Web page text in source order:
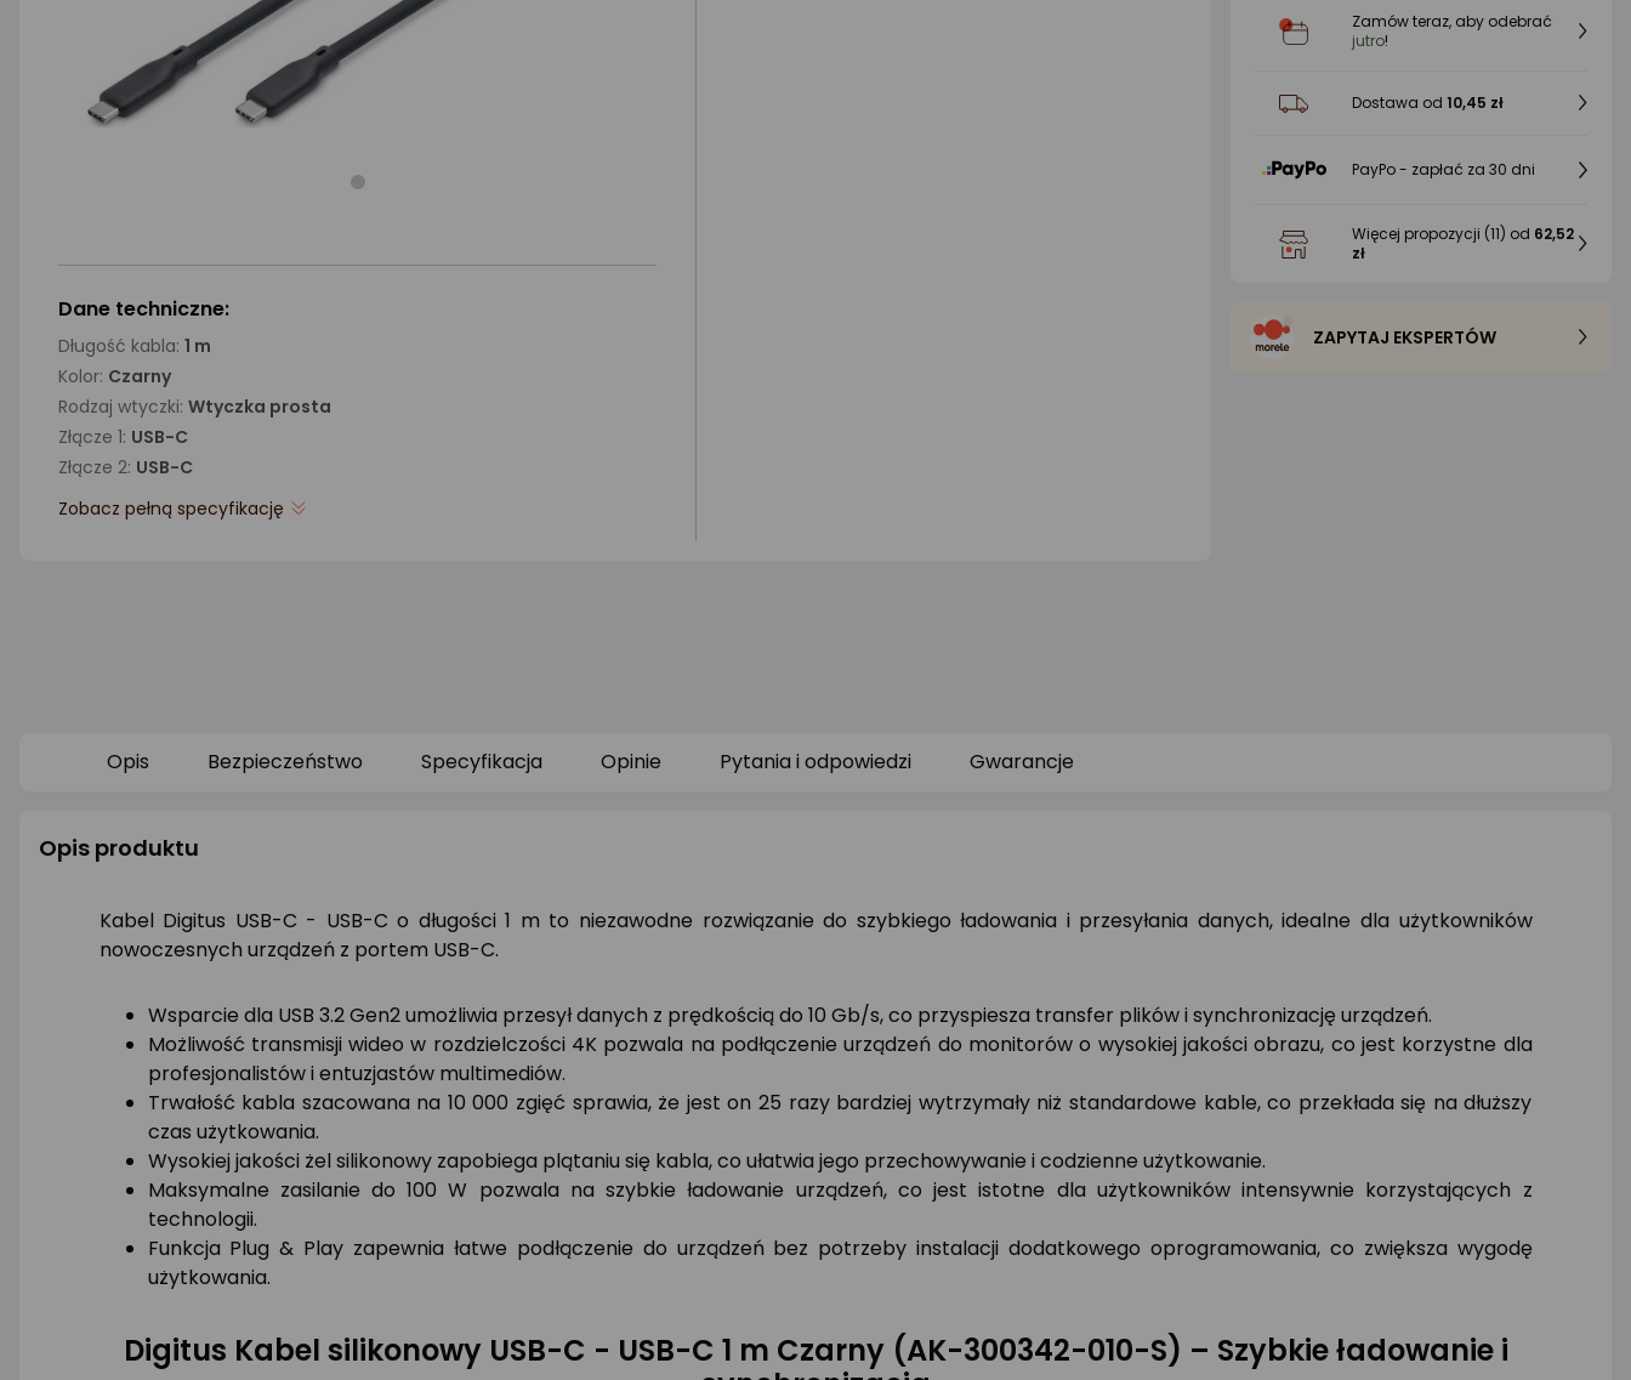
Supermarket
Strefa marek
Dane techniczne:
Długość kabla: 1 m
Kolor: Czarny
Rodzaj wtyczki: Wtyczka prosta
Złącze 1: USB-C
Złącze 2: USB-C
Zobacz pełną specyfikację
Zamów teraz, aby odebrać
jutro!
Dostawa od 10,45 zł
PayPo - zapłać za 30 dni
Więcej propozycji (11) od 62,52
zł
ZAPYTAJ EKSPERTÓW
Opis Bezpieczeństwo Specyfikacja Opinie Pytania i odpowiedzi Gwarancje
Opis produktu
Kabel Digitus USB-C - USB-C o długości 1 m to niezawodne rozwiązanie do szybkiego ładowania i przesyłania danych, idealne dla użytkowników
nowoczesnych urządzeń z portem USB-C.
Wsparcie dla USB 3.2 Gen2 umożliwia przesył danych z prędkością do 10 Gb/s, co przyspiesza transfer plików i synchronizację urządzeń.
Możliwość transmisji wideo w rozdzielczości 4K pozwala na podłączenie urządzeń do monitorów o wysokiej jakości obrazu, co jest korzystne dla
profesjonalistów i entuzjastów multimediów.
Trwałość kabla szacowana na 10 000 zgięć sprawia, że jest on 25 razy bardziej wytrzymały niż standardowe kable, co przekłada się na dłuższy
czas użytkowania.
Wysokiej jakości żel silikonowy zapobiega plątaniu się kabla, co ułatwia jego przechowywanie i codzienne użytkowanie.
Maksymalne zasilanie do 100 W pozwala na szybkie ładowanie urządzeń, co jest istotne dla użytkowników intensywnie korzystających z
technologii.
Funkcja Plug & Play zapewnia łatwe podłączenie do urządzeń bez potrzeby instalacji dodatkowego oprogramowania, co zwiększa wygodę
użytkowania.
Digitus Kabel silikonowy USB-C - USB-C 1 m Czarny (AK-300342-010-S) – Szybkie ładowanie i